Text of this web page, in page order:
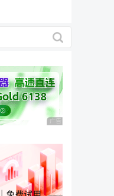
广告 商业广告，理性